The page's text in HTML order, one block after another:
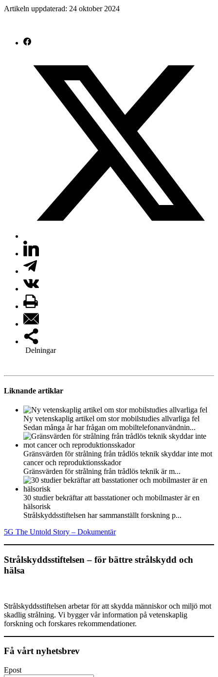
Artikeln uppdaterad: 24 oktober 2024
Delningar
Liknande artiklar
Ny vetenskaplig artikel om stor mobilstudies allvarliga fel
Sedan många år har frågan om mobiltelefonanvändnin...
Gränsvärden för strålning från trådlös teknik skyddar inte mot
cancer och reproduktionsskador
Gränsvärden för strålning från trådlös teknik är m...
30 studier bekräftar att basstationer och mobilmaster är en
hälsorisk
Strålskyddsstiftelsen har sammanställt forskning p...
5G The Untold Story – Dokumentär
Strålskyddsstiftelsen – för bättre strålskydd och
hälsa
Strålskyddsstiftelsen arbetar för att skydda människor och miljö mot
skadlig strålning. Vi bygger vår information på vetenskaplig
forskning och forskares rekommendationer.
Få vårt nyhetsbrev
Epost